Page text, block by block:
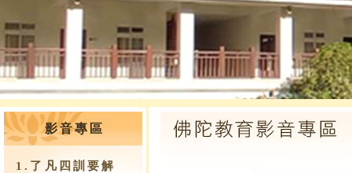
影音專區
1.了凡四訓要解